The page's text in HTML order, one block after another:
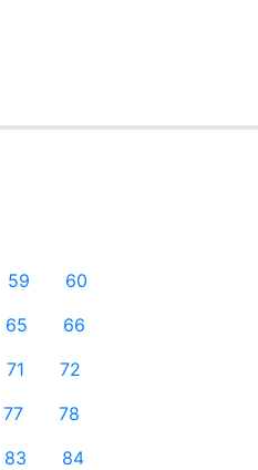
59
60
65
66
71
72
77
78
83
84